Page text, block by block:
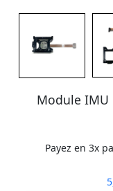
Module IMU
Payez en 3x